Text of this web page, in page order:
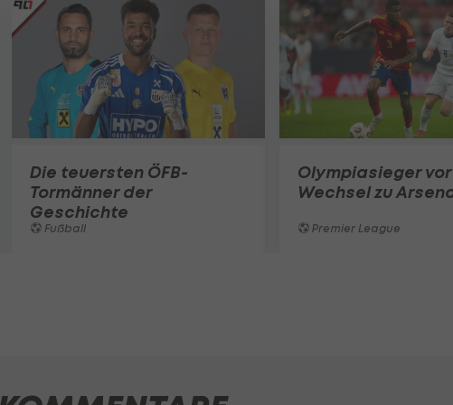
Die teuersten ÖFB-
Tormänner der
Geschichte
Fußball
Olympiasieger vor
Wechsel zu
Premier League